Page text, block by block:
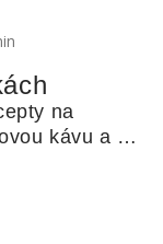
na
kávu a